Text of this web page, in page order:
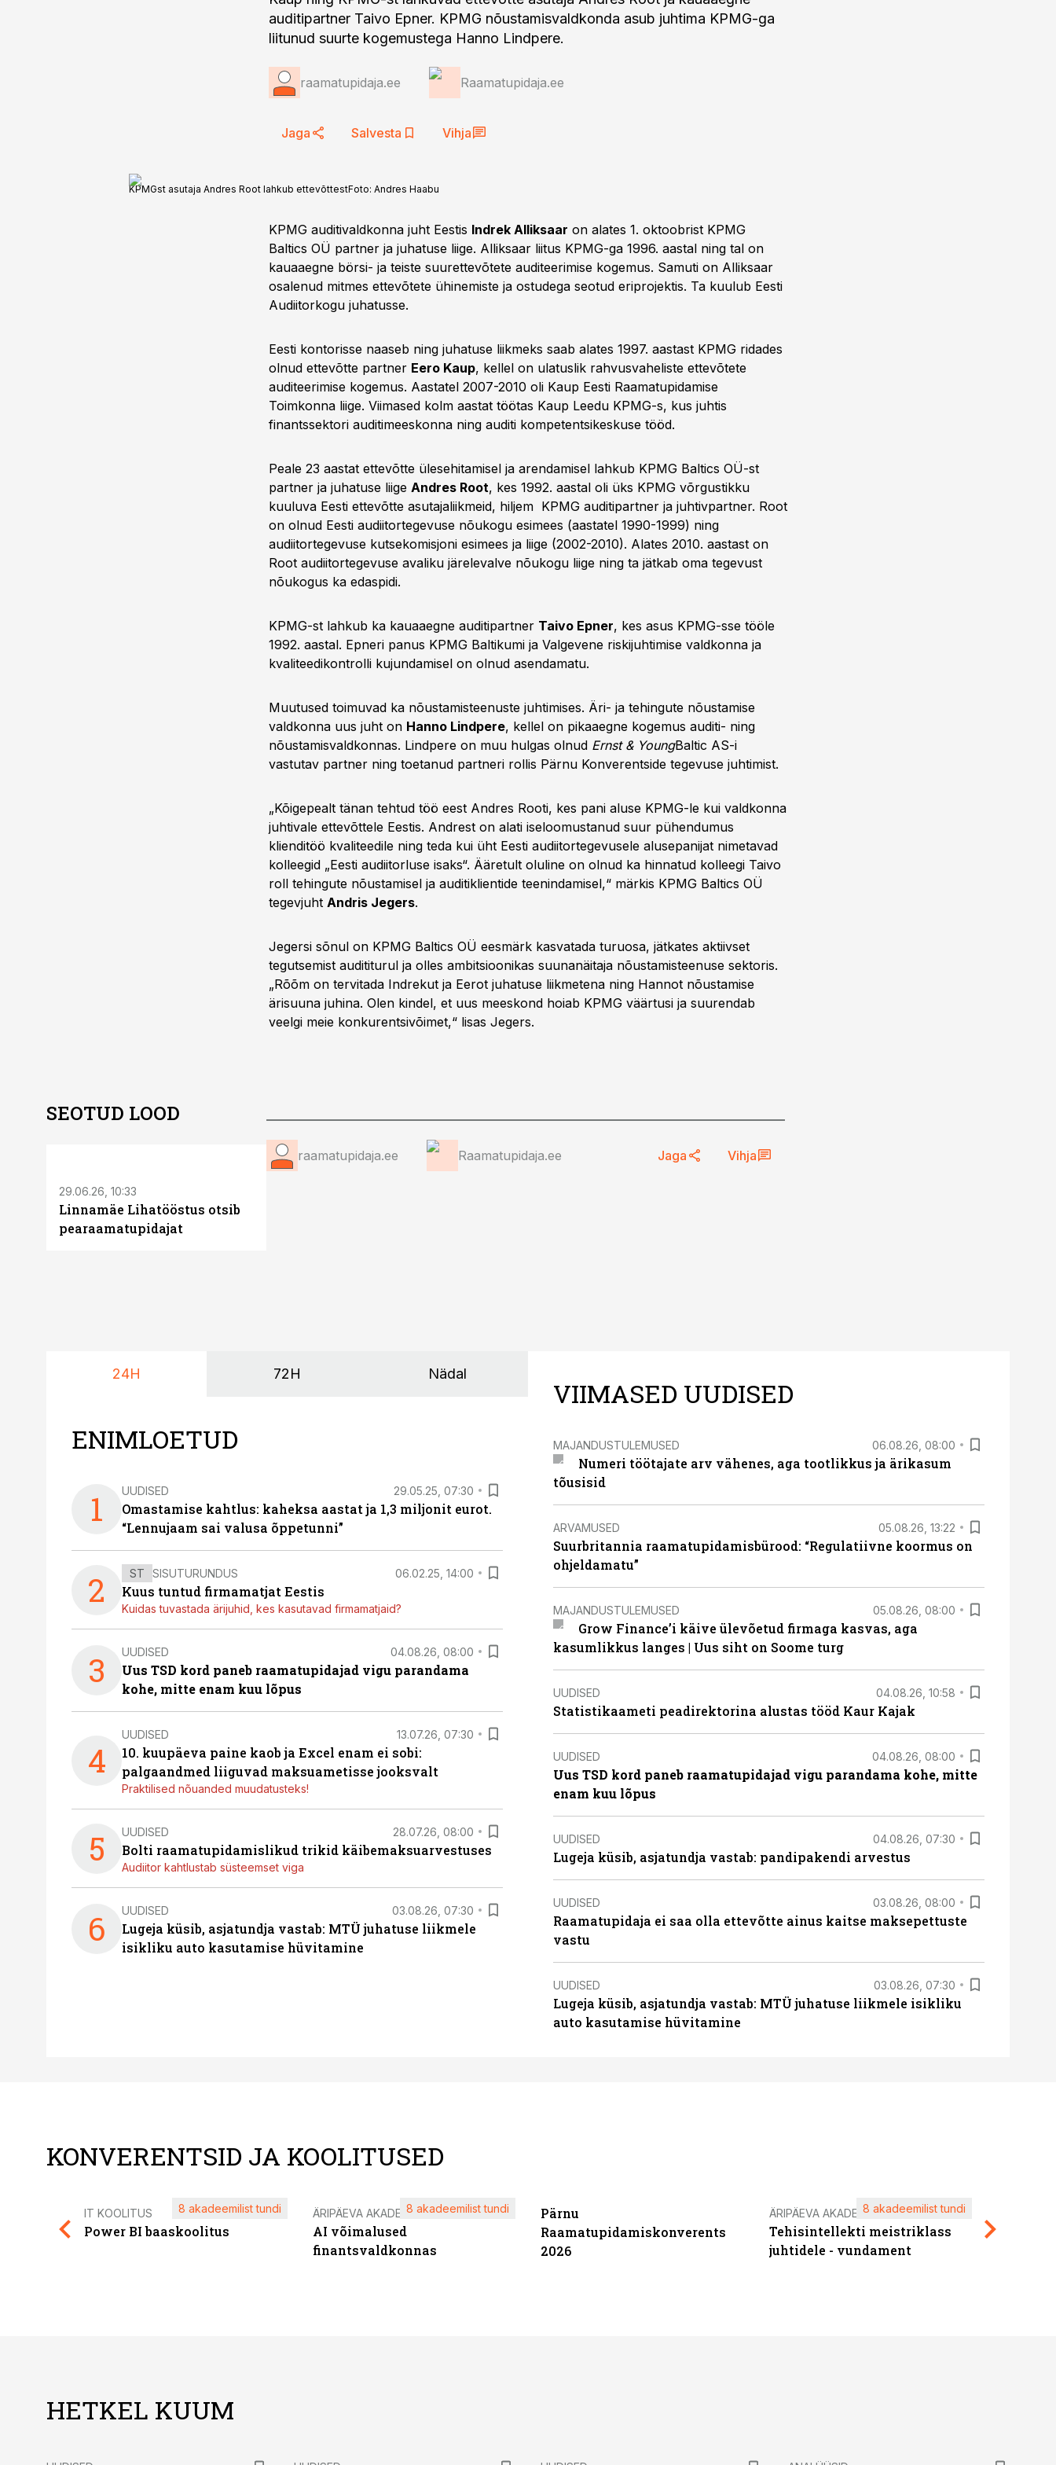
auditipartner Taivo Epner. KPMG nõustamisvaldkonda asub juhtima KPMG-ga
liitunud suurte kogemustega Hanno Lindpere.
raamatupidaja.ee Raamatupidaja.ee
Jaga Salvesta Vihja
KPMGst asutaja Andres Root lahkub ettevõttestFoto: Andres Haabu
KPMG auditivaldkonna juht Eestis Indrek Alliksaar on alates 1. oktoobrist KPMG
Baltics OÜ partner ja juhatuse liige. Alliksaar liitus KPMG-ga 1996. aastal ning tal on
kauaaegne börsi- ja teiste suurettevõtete auditeerimise kogemus. Samuti on Alliksaar
osalenud mitmes ettevõtete ühinemiste ja ostudega seotud eriprojektis. Ta kuulub Eesti
Audiitorkogu juhatusse.
Eesti kontorisse naaseb ning juhatuse liikmeks saab alates 1997. aastast KPMG ridades
olnud ettevõtte partner Eero Kaup, kellel on ulatuslik rahvusvaheliste ettevõtete
auditeerimise kogemus. Aastatel 2007-2010 oli Kaup Eesti Raamatupidamise
Toimkonna liige. Viimased kolm aastat töötas Kaup Leedu KPMG-s, kus juhtis
finantssektori auditimeeskonna ning auditi kompetentsikeskuse tööd.
Peale 23 aastat ettevõtte ülesehitamisel ja arendamisel lahkub KPMG Baltics OÜ-st
partner ja juhatuse liige Andres Root, kes 1992. aastal oli üks KPMG võrgustikku
kuuluva Eesti ettevõtte asutajaliikmeid, hiljem KPMG auditipartner ja juhtivpartner. Root
on olnud Eesti audiitortegevuse nõukogu esimees (aastatel 1990-1999) ning
audiitortegevuse kutsekomisjoni esimees ja liige (2002-2010). Alates 2010. aastast on
Root audiitortegevuse avaliku järelevalve nõukogu liige ning ta jätkab oma tegevust
nõukogus ka edaspidi.
KPMG-st lahkub ka kauaaegne auditipartner Taivo Epner, kes asus KPMG-sse tööle
1992. aastal. Epneri panus KPMG Baltikumi ja Valgevene riskijuhtimise valdkonna ja
kvaliteedikontrolli kujundamisel on olnud asendamatu.
Muutused toimuvad ka nõustamisteenuste juhtimises. Äri- ja tehingute nõustamise
valdkonna uus juht on Hanno Lindpere, kellel on pikaaegne kogemus auditi- ning
nõustamisvaldkonnas. Lindpere on muu hulgas olnud Ernst & YoungBaltic AS-i
vastutav partner ning toetanud partneri rollis Pärnu Konverentside tegevuse juhtimist.
„Kõigepealt tänan tehtud töö eest Andres Rooti, kes pani aluse KPMG-le kui valdkonna
juhtivale ettevõttele Eestis. Andrest on alati iseloomustanud suur pühendumus
klienditöö kvaliteedile ning teda kui üht Eesti audiitortegevusele alusepanijat nimetavad
kolleegid „Eesti audiitorluse isaks“. Ääretult oluline on olnud ka hinnatud kolleegi Taivo
roll tehingute nõustamisel ja auditiklientide teenindamisel,“ märkis KPMG Baltics OÜ
tegevjuht Andris Jegers.
Jegersi sõnul on KPMG Baltics OÜ eesmärk kasvatada turuosa, jätkates aktiivset
tegutsemist audititurul ja olles ambitsioonikas suunanäitaja nõustamisteenuse sektoris.
„Rõõm on tervitada Indrekut ja Eerot juhatuse liikmetena ning Hannot nõustamise
ärisuuna juhina. Olen kindel, et uus meeskond hoiab KPMG väärtusi ja suurendab
veelgi meie konkurentsivõimet,“ lisas Jegers.
raamatupidaja.ee Raamatupidaja.ee Jaga Vihja
SEOTUD LOOD
29.06.26, 10:33
Linnamäe Lihatööstus otsib
pearaamatupidajat
24H 72H Nädal
ENIMLOETUD
1 UUDISED 29.05.25, 07:30
Omastamise kahtlus: kaheksa aastat ja 1,3 miljonit eurot.
“Lennujaam sai valusa õppetunni”
2 ST SISUTURUNDUS 06.02.25, 14:00
Kuus tuntud firmamatjat Eestis
Kuidas tuvastada ärijuhid, kes kasutavad firmamatjaid?
3 UUDISED 04.08.26, 08:00
Uus TSD kord paneb raamatupidajad vigu parandama
kohe, mitte enam kuu lõpus
4
UUDISED 13.07.26, 07:30
10. kuupäeva paine kaob ja Excel enam ei sobi:
palgaandmed liiguvad maksuametisse jooksvalt
Praktilised nõuanded muudatusteks!
5 UUDISED 28.07.26, 08:00
Bolti raamatupidamislikud trikid käibemaksuarvestuses
Audiitor kahtlustab süsteemset viga
6 UUDISED 03.08.26, 07:30
Lugeja küsib, asjatundja vastab: MTÜ juhatuse liikmele
isikliku auto kasutamise hüvitamine
VIIMASED UUDISED
MAJANDUSTULEMUSED 06.08.26, 08:00
Numeri töötajate arv vähenes, aga tootlikkus ja ärikasum
tõusisid
ARVAMUSED 05.08.26, 13:22
Suurbritannia raamatupidamisbürood: “Regulatiivne koormus on
ohjeldamatu”
MAJANDUSTULEMUSED 05.08.26, 08:00
Grow Finance’i käive ülevõetud firmaga kasvas, aga
kasumlikkus langes | Uus siht on Soome turg
UUDISED 04.08.26, 10:58
Statistikaameti peadirektorina alustas tööd Kaur Kajak
UUDISED 04.08.26, 08:00
Uus TSD kord paneb raamatupidajad vigu parandama kohe, mitte
enam kuu lõpus
UUDISED 04.08.26, 07:30
Lugeja küsib, asjatundja vastab: pandipakendi arvestus
UUDISED 03.08.26, 08:00
Raamatupidaja ei saa olla ettevõtte ainus kaitse maksepettuste
vastu
UUDISED 03.08.26, 07:30
Lugeja küsib, asjatundja vastab: MTÜ juhatuse liikmele isikliku
auto kasutamise hüvitamine
KONVERENTSID JA KOOLITUSED
IT KOOLITUS
Power BI baaskoolitus
8 akadeemilist tundi ÄRIPÄEVA AKADEEMIA
AI võimalused
finantsvaldkonnas
8 akadeemilist tundi
Pärnu
Raamatupidamiskonverents
2026
ÄRIPÄEVA AKADEEMIA
Tehisintellekti meistriklass
juhtidele - vundament
8 akadeemilist tundi
HETKEL KUUM